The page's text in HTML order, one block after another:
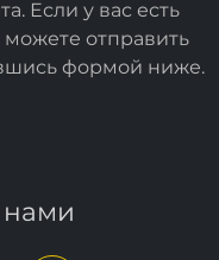
Если у вас есть
отправить
формой ниже.
нами